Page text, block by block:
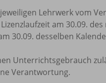
Lehrwerk vom
am 30.09.
30.09. desselben
Unterrichtsgebrauch
Verantwortung.